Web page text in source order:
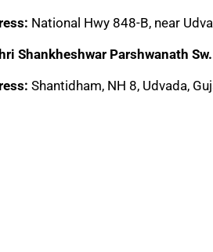
National Hwy 848-B, near
Shankheshwar Parshwanath
Shantidham, NH 8, Udvada,